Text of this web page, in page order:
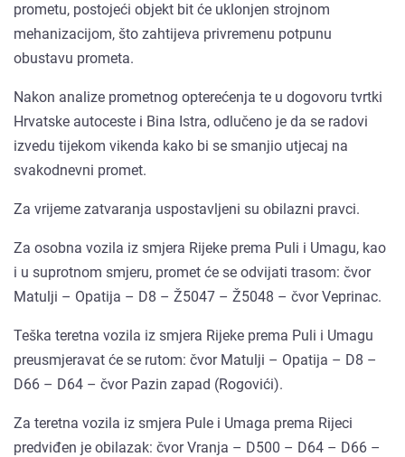
prometu, postojeći objekt bit će uklonjen strojnom
mehanizacijom, što zahtijeva privremenu potpunu
obustavu prometa.
Nakon analize prometnog opterećenja te u dogovoru tvrtki
Hrvatske autoceste i Bina Istra, odlučeno je da se radovi
izvedu tijekom vikenda kako bi se smanjio utjecaj na
svakodnevni promet.
Za vrijeme zatvaranja uspostavljeni su obilazni pravci.
Za osobna vozila iz smjera Rijeke prema Puli i Umagu, kao
i u suprotnom smjeru, promet će se odvijati trasom: čvor
Matulji – Opatija – D8 – Ž5047 – Ž5048 – čvor Veprinac.
Teška teretna vozila iz smjera Rijeke prema Puli i Umagu
preusmjeravat će se rutom: čvor Matulji – Opatija – D8 –
D66 – D64 – čvor Pazin zapad (Rogovići).
Za teretna vozila iz smjera Pule i Umaga prema Rijeci
predviđen je obilazak: čvor Vranja – D500 – D64 – D66 –